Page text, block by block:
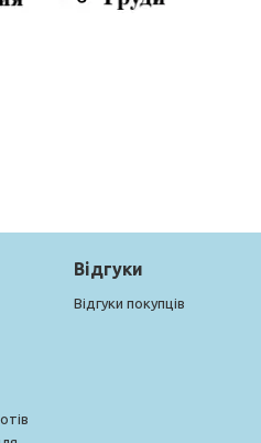
Відгуки
Відгуки покупців